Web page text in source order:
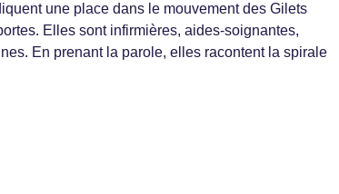
une place dans le mouvement des Gilets
Elles sont infirmières, aides-soignantes,
En prenant la parole, elles racontent la spirale